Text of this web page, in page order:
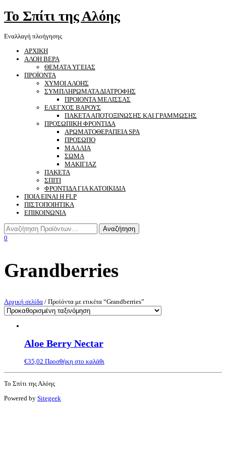
Το Σπίτι της Αλόης
Εναλλαγή πλοήγησης
ΑΡΧΙΚΗ
ΑΛΟΗ ΒΕΡΑ
ΘΕΜΑΤΑ ΥΓΕΙΑΣ
ΠΡΟΪΟΝΤΑ
ΧΥΜΟΙ ΑΛΟΗΣ
ΣΥΜΠΛΗΡΩΜΑΤΑ ΔΙΑΤΡΟΦΗΣ
ΠΡΟΙΟΝΤΑ ΜΕΛΙΣΣΑΣ
ΕΛΕΓΧΟΣ ΒΑΡΟΥΣ
ΠΑΚΕΤΑ ΑΠΟΤΟΞΙΝΩΣΗΣ ΚΑΙ ΓΡΑΜΜΩΣΗΣ
ΠΡΟΣΩΠΙΚΗ ΦΡΟΝΤΙΔΑ
ΑΡΩΜΑΤΟΘΕΡΑΠΕΙΑ SPA
ΠΡΟΣΩΠΟ
ΜΑΛΛΙΑ
ΣΩΜΑ
ΜΑΚΙΓΙΑΖ
ΠΑΚΕΤΑ
ΣΠΙΤΙ
ΦΡΟΝΤΙΔΑ ΓΙΑ ΚΑΤΟΙΚΙΔΙΑ
ΠΟΙΑ ΕΙΝΑΙ Η FLP
ΠΙΣΤΟΠΟΙΗΤΙΚΑ
ΕΠΙΚΟΙΝΩΝΙΑ
0
Grandberries
Αρχική σελίδα / Προϊόντα με ετικέτα “Grandberries”
Aloe Berry Nectar
€35,02 Προσθήκη στο καλάθι
Το Σπίτι της Αλόης
Powered by Sitegeek